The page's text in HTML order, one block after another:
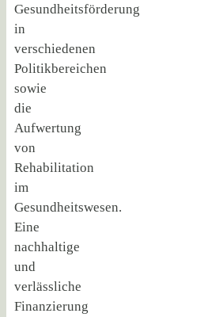
Gesundheitsförderung
in
verschiedenen
Politikbereichen
sowie
die
Aufwertung
von
Rehabilitation
im
Gesundheitswesen.
Eine
nachhaltige
und
verlässliche
Finanzierung